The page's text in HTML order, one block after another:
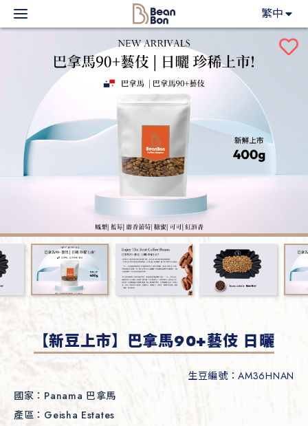
繁中
主力產品
咖啡市集
BeanBon報報
客戶服務
關於我們
【新豆上市】巴拿馬90+藝伎 日曬
生豆編號：AM36HNAN
國家： Panama 巴拿馬
產區： Geisha Estates